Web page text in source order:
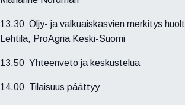
13.30 Öljy- ja valkuaiskasvien merkitys
Lehtilä, ProAgria Keski-Suomi
13.50 Yhteenveto ja keskustelua
14.00 Tilaisuus päättyy